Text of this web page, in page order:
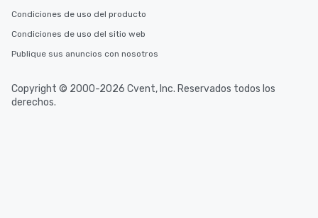
Condiciones de uso del producto
Condiciones de uso del sitio web
Publique sus anuncios con nosotros
Copyright © 2000-2026 Cvent, Inc. Reservados todos los
derechos.